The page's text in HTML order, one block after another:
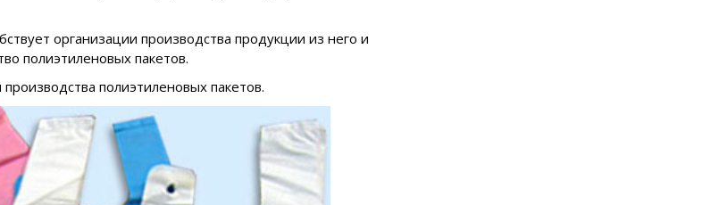
организации производства продукции из него и
полиэтиленовых пакетов.
полиэтиленовых пакетов.